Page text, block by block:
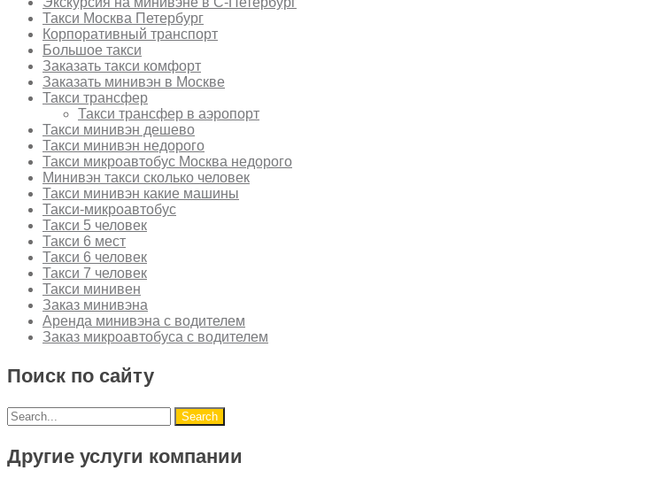
Такси Москва Петербург
Корпоративный транспорт
Большое такси
Заказать такси комфорт
Заказать минивэн в Москве
Такси трансфер
Такси трансфер в аэропорт
Такси минивэн дешево
Такси минивэн недорого
Такси микроавтобус Москва недорого
Минивэн такси сколько человек
Такси минивэн какие машины
Такси-микроавтобус
Такси 5 человек
Такси 6 мест
Такси 6 человек
Такси 7 человек
Такси минивен
Заказ минивэна
Аренда минивэна с водителем
Заказ микроавтобуса с водителем
Поиск по сайту
Другие услуги компании